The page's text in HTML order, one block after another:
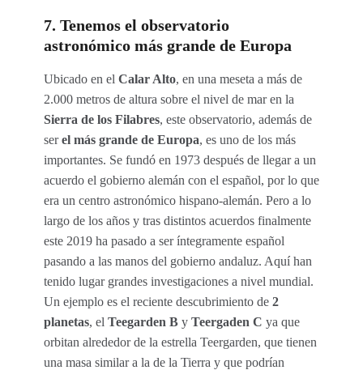
7. Tenemos el observatorio
astronómico más grande de Europa
Ubicado en el Calar Alto, en una meseta a más de
2.000 metros de altura sobre el nivel de mar en la
Sierra de los Filabres, este observatorio, además de
serel más grande de Europa, es uno de los más
importantes. Se fundó en 1973 después de llegar a un
acuerdo el gobierno alemán con el español, por lo que
era un centro astronómico hispano-alemán. Pero a lo
largo de los años y tras distintos acuerdos finalmente
este 2019 ha pasado a ser íntegramente español
pasando a las manos del gobierno andaluz. Aquí han
tenido lugar grandes investigaciones a nivel mundial.
Un ejemplo es el reciente descubrimiento de 2
planetas, el Teegarden B y Teergaden C ya que
orbitan alrededor de la estrella Teergarden, que tienen
una masa similar a la de la Tierra y que podrían